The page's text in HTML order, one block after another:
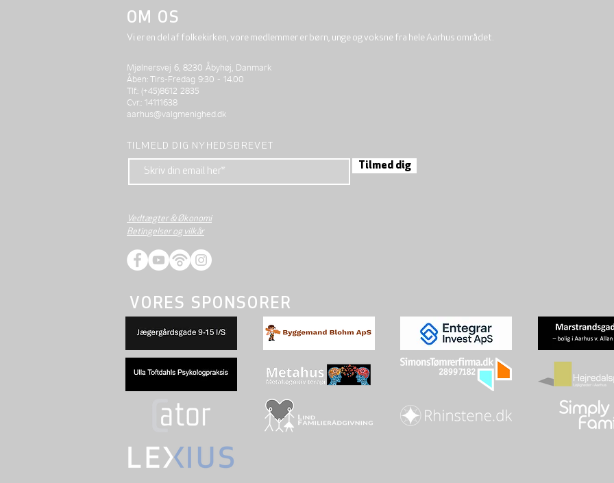
OM OS
Vi er en del af folkekirken, vore medlemmer er børn, unge og voksne fra hele Aarhus området.
Mjølnersvej 6, 8230 Åbyhøj, Danmark
Åben: Tirs-Fredag 9:30 - 14.00
Tlf.: (+45)8612 2835
Cvr.: 14111638
aarhus@valgmenighed.dk
TILMELD DIG NYHEDSBREVET
Tilmed dig
Vedtægter & Økonomi
Betingelser og vilkår
VORES SPONSORER